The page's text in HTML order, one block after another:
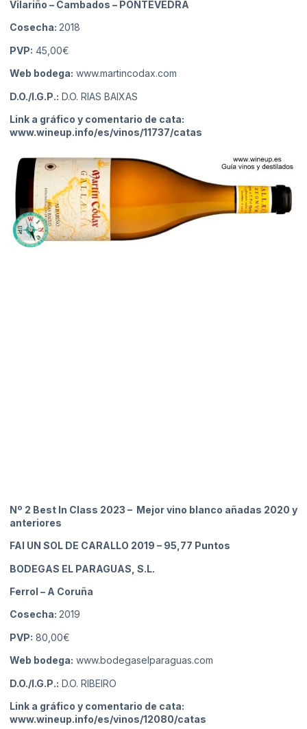
Vilariño – Cambados – PONTEVEDRA
Cosecha: 2018
PVP: 45,00€
Web bodega: www.martincodax.com
D.O./I.G.P.: D.O. RIAS BAIXAS
Link a gráfico y comentario de cata:
www.wineup.info/es/vinos/11737/catas
Nº 2 Best In Class 2023 – Mejor vino blanco añadas 2020 y
anteriores
FAI UN SOL DE CARALLO 2019 – 95,77 Puntos
BODEGAS EL PARAGUAS, S.L.
Ferrol – A Coruña
Cosecha: 2019
PVP: 80,00€
Web bodega: www.bodegaselparaguas.com
D.O./I.G.P.: D.O. RIBEIRO
Link a gráfico y comentario de cata:
www.wineup.info/es/vinos/12080/catas